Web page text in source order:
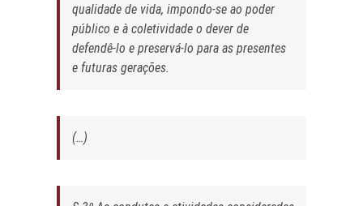
qualidade de vida, impondo-se ao poder
público e à coletividade o dever de
defendê-lo e preservá-lo para as presentes
e futuras gerações.
(…)